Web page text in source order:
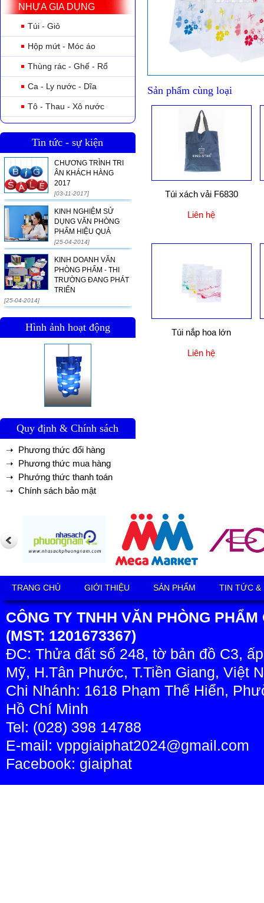
NHỰA GIA DỤNG
Túi - Giỏ
Hộp mứt - Móc áo
Thùng rác - Ghế - Rổ
Ca - Ly nước - Dĩa
Tô - Thau - Xô nước
Tin tức - sự kiện
CHƯƠNG TRÌNH TRI
ÂN KHÁCH HÀNG
2017
[03-11-2017]
KINH NGHIỆM SỬ
DỤNG VĂN PHÒNG
PHẨM HIỆU QUẢ
[25-04-2014]
KINH DOANH VĂN
PHÒNG PHẨM - THI
TRƯỜNG ĐANG PHÁT
TRIỂN
[25-04-2014]
Hình ảnh hoạt động
Quy định & Chính sách
➝ Phương thức đổi hàng
➝ Phương thức mua hàng
➝ Phướng thức thanh toán
➝ Chính sách bảo mật
Sản phẩm cùng loại
Túi xách vải F6830
Liên hệ
Túi nắp hoa lớn
Liên hệ
TRANG CHỦ GIỚI THIỆU SẢN PHẨM TIN TỨC &
CÔNG TY TNHH VĂN PHÒNG PHẨM
(MST: 1201673367)
ĐC: Thửa đất số 248, tờ bản đồ C3,
Mỹ, H.Tân Phước, T.Tiền Giang, Việt
Chi Nhánh: 1618 Phạm Thế Hiển,
Hồ Chí Minh
Tel: (028) 398 14788
E-mail: vppgiaiphat2024@gmail.com
Facebook: giaiphat